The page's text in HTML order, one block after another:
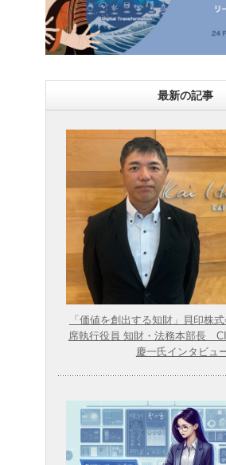
最新の記事
「価値を創出する知財」貝印株
席執行役員 知財・法務本部長
慶一氏インタビュ